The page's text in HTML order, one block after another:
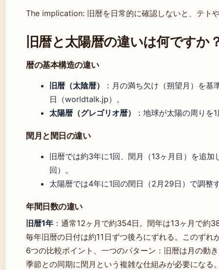
The implication: 旧暦を日常的に確認しないと、テト
旧暦と太陽暦の違いは何ですか
暦の基本構造の違い
旧暦（太陰暦）
：月の満ち欠け（朔望月）を
日（worldtalk.jp）。
太陽暦（グレゴリオ暦）
：地球が太陽の周り
閏月と閏日の違い
旧暦では約3年に1回、閏月（13ヶ月目）を追
回）。
太陽暦では4年に1回の閏日（2月29日）で調整
年間日数の違い
旧暦1年 ：通常12ヶ月で約354日。閏年は13ヶ月で約
毎年旧暦の日付は約11日ずつ後ろにずれる。このずれ
6つの比較ポイント、一つのパターン：旧暦は月の動
季節との同期に閏月という複雑な仕組みが必要になる